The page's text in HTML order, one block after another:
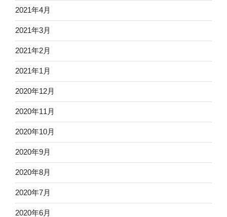
2021年4月
2021年3月
2021年2月
2021年1月
2020年12月
2020年11月
2020年10月
2020年9月
2020年8月
2020年7月
2020年6月